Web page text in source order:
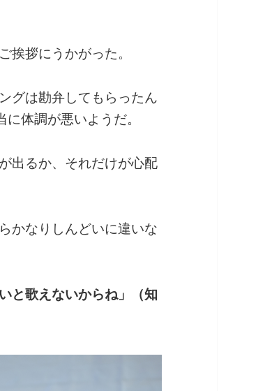
挨拶にうかがった。
グは勘弁してもらったん
体調が悪いようだ。
出るか、それだけが心配
かなりしんどいに違いな
と歌えないからね」（知